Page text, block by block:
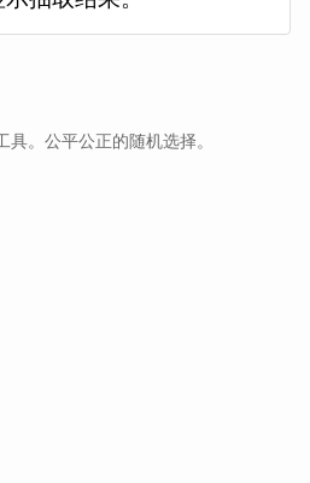
。公平公正的随机选择。